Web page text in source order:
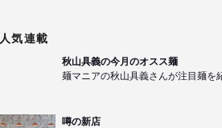
人気連載
秋山具義の今月のオスス麺
麺マニアの秋山具義さんが注目麺を
噂の新店